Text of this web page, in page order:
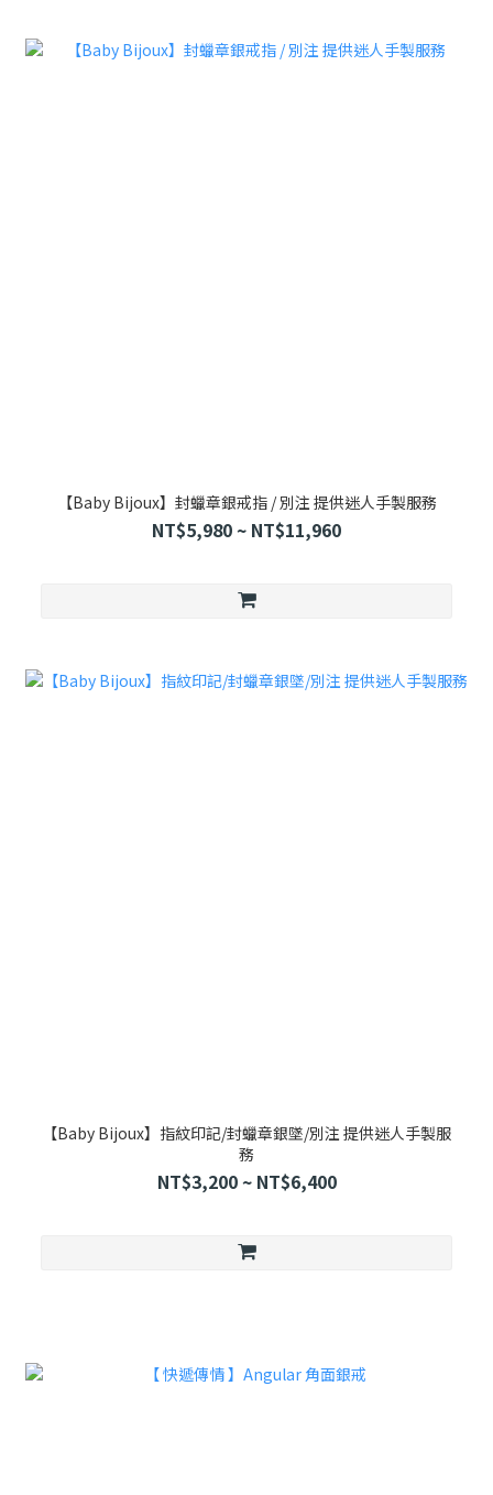
【Baby Bijoux】封蠟章銀戒指 / 別注 提供迷人手製服務
NT$5,980 ~ NT$11,960
【Baby Bijoux】指紋印記/封蠟章銀墜/別注 提供迷人手製服
務
NT$3,200 ~ NT$6,400